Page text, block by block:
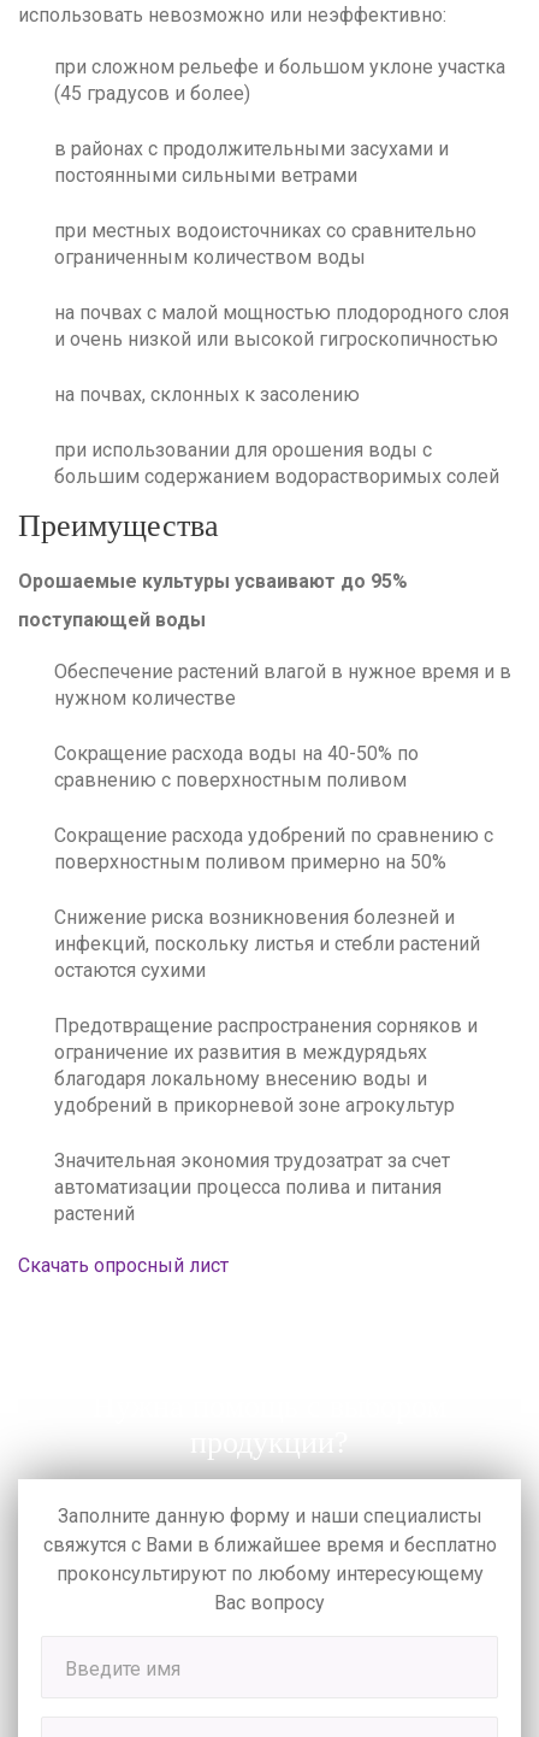
использовать невозможно или неэффективно:
при сложном рельефе и большом уклоне участка
(45 градусов и более)
в районах с продолжительными засухами и
постоянными сильными ветрами
при местных водоисточниках со сравнительно
ограниченным количеством воды
на почвах с малой мощностью плодородного слоя
и очень низкой или высокой гигроскопичностью
на почвах, склонных к засолению
при использовании для орошения воды с
большим содержанием водорастворимых солей
Преимущества
Орошаемые культуры усваивают до 95%
поступающей воды
Обеспечение растений влагой в нужное время и в
нужном количестве
Сокращение расхода воды на 40-50% по
сравнению с поверхностным поливом
Сокращение расхода удобрений по сравнению с
поверхностным поливом примерно на 50%
Снижение риска возникновения болезней и
инфекций, поскольку листья и стебли растений
остаются сухими
Предотвращение распространения сорняков и
ограничение их развития в междурядьях
благодаря локальному внесению воды и
удобрений в прикорневой зоне агрокультур
Значительная экономия трудозатрат за счет
автоматизации процесса полива и питания
растений
Скачать опросный лист
Заполните данную форму и наши специалисты
свяжутся с Вами в ближайшее время и бесплатно
проконсультируют по любому интересующему
Вас вопросу
Введите имя